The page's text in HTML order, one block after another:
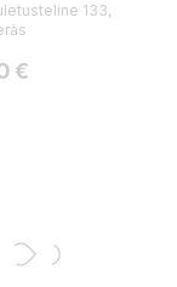
133,
€